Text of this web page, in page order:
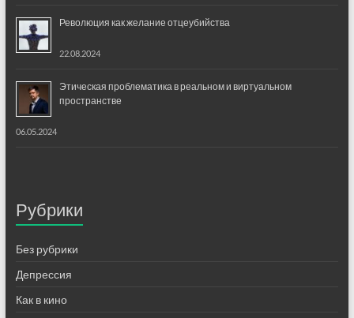
Революция как желание отцеубийства
22.08.2024
Этическая проблематика в реальном и виртуальном
пространстве
06.05.2024
Рубрики
Без рубрики
Депрессия
Как в кино